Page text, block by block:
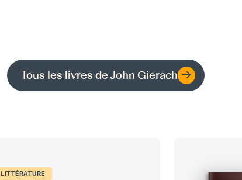
Tous les livres deJohn Gierach
LITTÉRATURE